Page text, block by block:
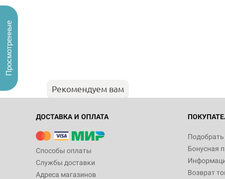
Рекомендуем вам
ДОСТАВКА И ОПЛАТА
Способы оплаты
Службы доставки
Адреса магазинов
Подобрать
Бонусная
Возврат
Просмотренные